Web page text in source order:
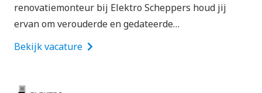
renovatiemonteur bij Elektro Scheppers houd jij
ervan om verouderde en gedateerde…
Bekijk vacature